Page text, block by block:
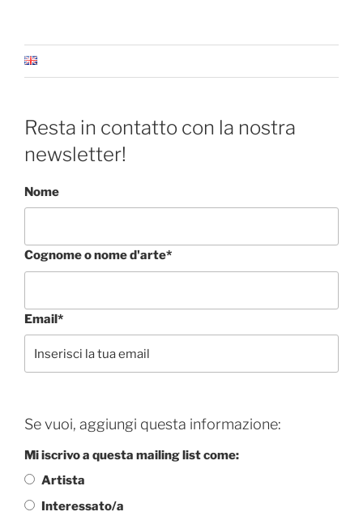
Resta in contatto con la nostra
newsletter!
Nome
Cognome o nome d'arte*
Email*
Se vuoi, aggiungi questa informazione:
Mi iscrivo a questa mailing list come:
Artista
Interessato/a